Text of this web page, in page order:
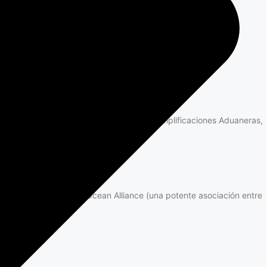
caso». Y éste fue el caso de un joven camionero
Económico Autorizado) de Simplificaciones Aduaneras,
A la ya anunciada Ocean Alliance (una potente asociación entre